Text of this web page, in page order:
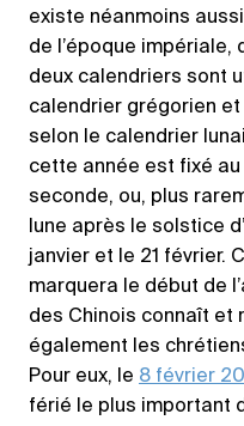
existe néanmoins
de l’époque impériale,
deux calendriers sont
calendrier grégorien
selon le calendrier
cette année est fixé
seconde, ou, plus
lune après le solstice
janvier et le 21 février.
marquera le début de
des Chinois connaît
également les
Pour eux, le 8 février
férié le plus important